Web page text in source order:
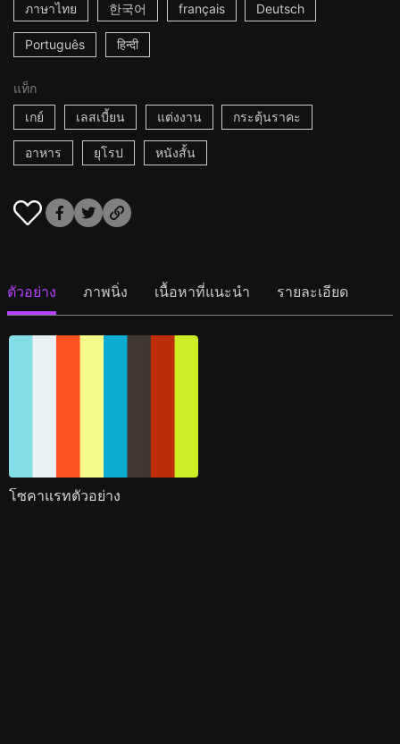
ภาษาไทย 한국어 français Deutsch
Português हिन्दी
แท็ก
เกย์
เลสเบี้ยน แต่งงาน กระตุ้นราคะ
อาหาร ยุโรป หนังสั้น
ตัวอย่าง ภาพนิ่ง เนื้อหาที่แนะนำ รายละเอียด
โซคาแรทตัวอย่าง